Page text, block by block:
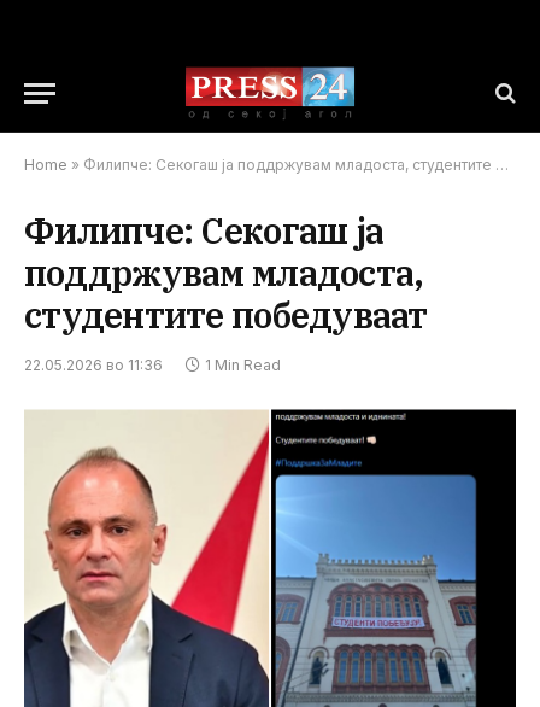
Home » Филипче: Секогаш ја поддржувам младоста, студентите победуваат
Филипче: Секогаш ја
поддржувам младоста,
студентите победуваат
22.05.2026 во 11:36 1 Min Read